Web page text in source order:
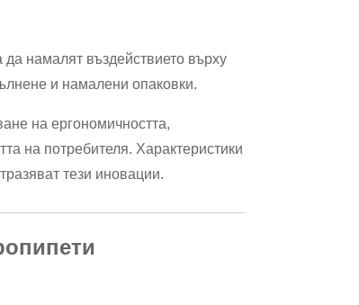
намалят въздействието върху
и намалени опаковки.
на ергономичността,
на потребителя. Характеристики
тези иновации.